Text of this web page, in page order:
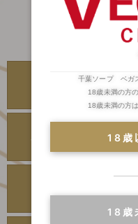
高級ソープランド
琥珀
アラビアンナイト
グランローズ
千葉ソープ ベガ
18歳未満の方
18歳未満の方
18歳
18歳